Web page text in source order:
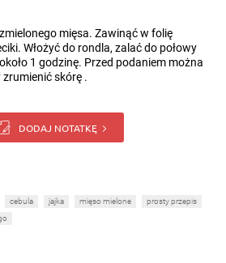
mięsa. Zawinąć w folię
Włożyć do rondla, zalać do połowy
1 godzinę. Przed podaniem można
skórę .
DODAJ NOTATKĘ
cebula jajka mięso mielone
prosty przepis